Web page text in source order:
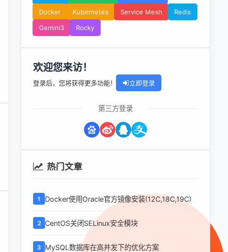
Docker Kubernetes Service Mesh
Redis
Gemini3
Rocky
欢迎您来访！
登录后，您将获得更多功能！ 立即登录
第三方登录
热门文章
1 Docker使用Oracle官方镜像安装(12C,18C,19C)
2 CentOS关闭SELinux安全模块
3 MySQL数据库在高并发下的优化方案